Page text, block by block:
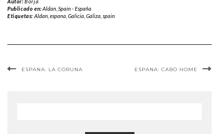
Publicado en:Aldan ,Spain - España
Etiquetas: Aldan, espana Galicia Galiza spain
ESPANA: LA CORUNA ESPANA: CABO HOME